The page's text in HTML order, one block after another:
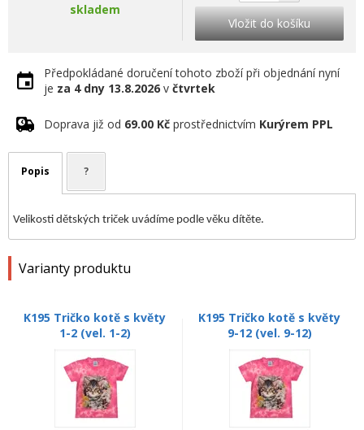
skladem
Vložit do košíku
Předpokládané doručení tohoto zboží při objednání nyní
je za 4 dny 13.8.2026 v čtvrtek
Doprava již od 69.00 Kč prostřednictvím Kurýrem PPL
Popis ?
Velikosti dětských triček uvádíme podle věku dítěte.
Varianty produktu
K195 Tričko kotě s květy
1-2 (vel. 1-2)
K195 Tričko kotě s květy
9-12 (vel. 9-12)